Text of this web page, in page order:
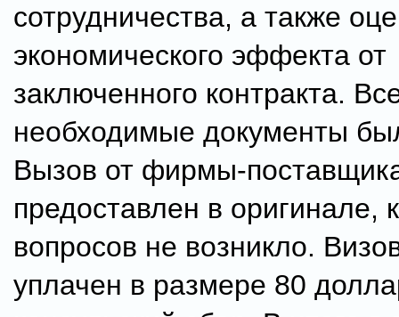
сотрудничества, а также
экономического эффекта от
заключенного контракта.
необходимые документы
Вызов от фирмы-
предоставлен в оригинале,
вопросов не возникло.
уплачен в размере 80